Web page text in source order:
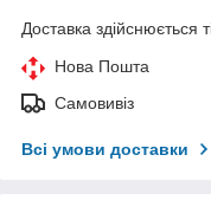
Доставка здійснюється
Нова Пошта
Самовивіз
Всі умови доставки